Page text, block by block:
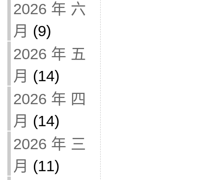
2026 年 六
月 (9)
2026 年 五
月 (14)
2026 年 四
月 (14)
2026 年 三
月 (11)